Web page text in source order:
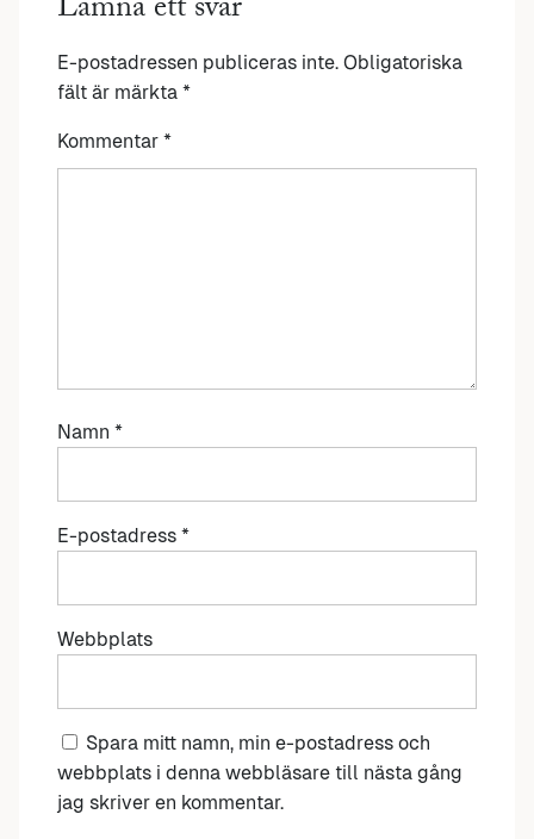
Lämna ett svar
E-postadressen publiceras inte. Obligatoriska
fält är märkta *
Kommentar *
Namn *
E-postadress *
Webbplats
Spara mitt namn, min e-postadress och
webbplats i denna webbläsare till nästa gång
jag skriver en kommentar.